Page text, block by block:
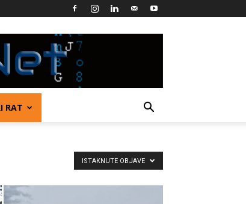
RAT
ISTAKNUTE OBJAVE